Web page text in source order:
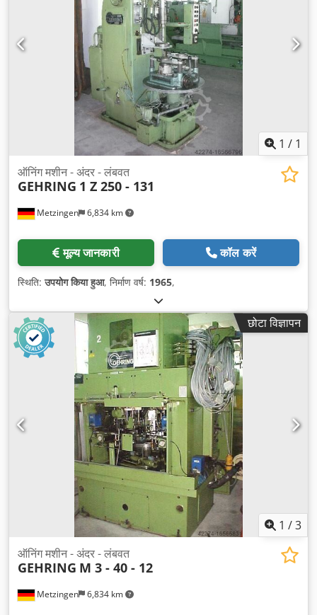
1 / 1
Metzingen 6,834 km
ऑनिंग मशीन - अंदर - लंबवत
GEHRING 1 Z 250 - 131
मूल्य जानकारी कॉल करें
स्थिति:उपयोग किया हुआ, निर्माण वर्ष: 1965,
छोटा विज्ञापन
1 /3
Metzingen 6,834 km
ऑनिंग मशीन - अंदर - लंबवत
GEHRING M 3 - 40 - 12